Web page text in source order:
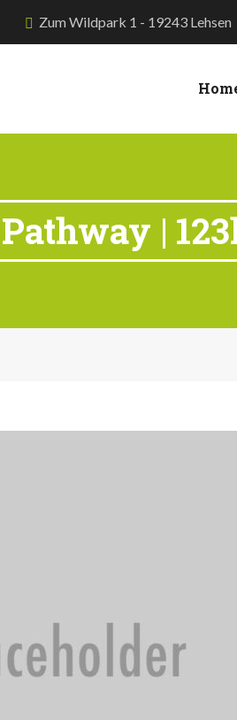
Zum Wildpark 1 - 19243 Lehsen
|